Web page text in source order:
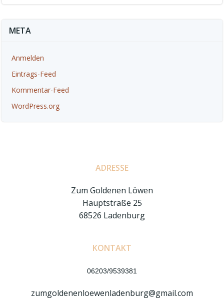
META
Anmelden
Eintrags-Feed
Kommentar-Feed
WordPress.org
ADRESSE
Zum Goldenen Löwen
Hauptstraße 25
68526 Ladenburg
KONTAKT
06203/9539381
zumgoldenenloewenladenburg@gmail.com